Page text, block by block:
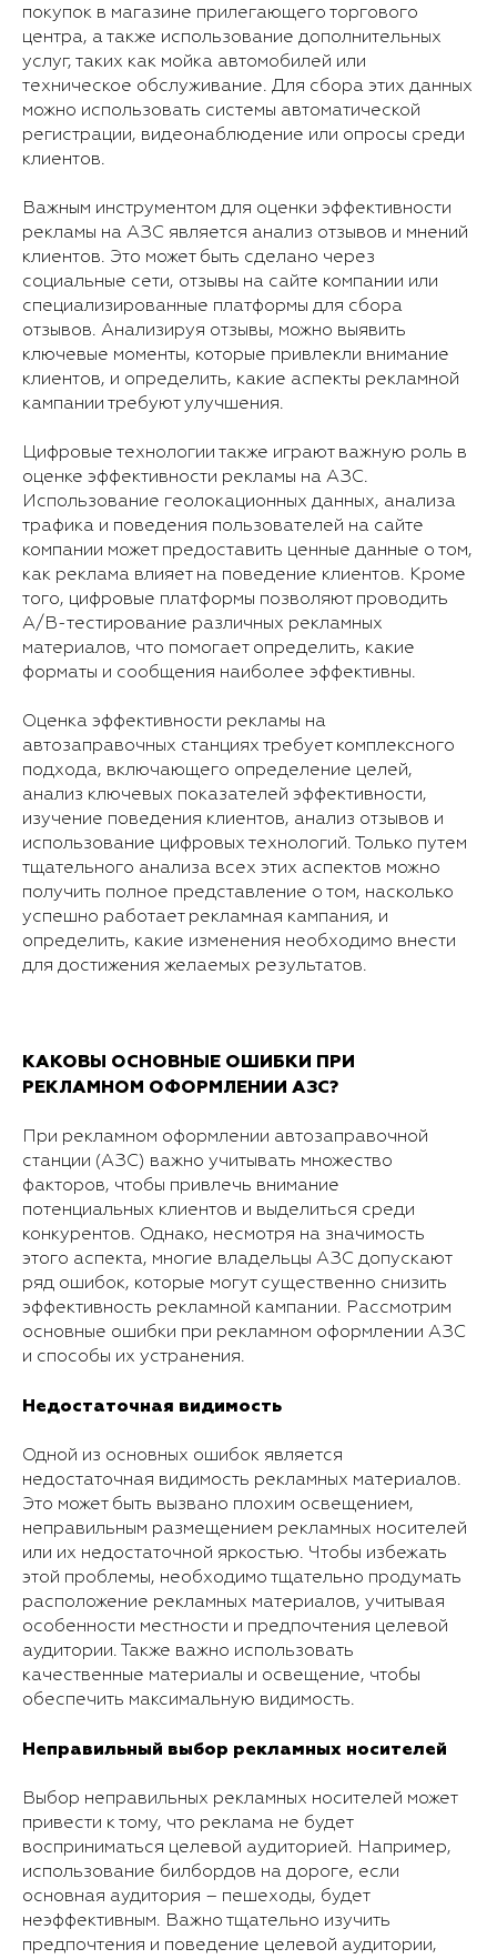
покупок в магазине прилегающего торгового
центра, а также использование дополнительных
услуг, таких как мойка автомобилей или
техническое обслуживание. Для сбора этих данных
можно использовать системы автоматической
регистрации, видеонаблюдение или опросы среди
клиентов.
Важным инструментом для оценки эффективности
рекламы на АЗС является анализ отзывов и мнений
клиентов. Это может быть сделано через
социальные сети, отзывы на сайте компании или
специализированные платформы для сбора
отзывов. Анализируя отзывы, можно выявить
ключевые моменты, которые привлекли внимание
клиентов, и определить, какие аспекты рекламной
кампании требуют улучшения.
Цифровые технологии также играют важную роль в
оценке эффективности рекламы на АЗС.
Использование геолокационных данных, анализа
трафика и поведения пользователей на сайте
компании может предоставить ценные данные о том,
как реклама влияет на поведение клиентов. Кроме
того, цифровые платформы позволяют проводить
A/B-тестирование различных рекламных
материалов, что помогает определить, какие
форматы и сообщения наиболее эффективны.
Оценка эффективности рекламы на
автозаправочных станциях требует комплексного
подхода, включающего определение целей,
анализ ключевых показателей эффективности,
изучение поведения клиентов, анализ отзывов и
использование цифровых технологий. Только путем
тщательного анализа всех этих аспектов можно
получить полное представление о том, насколько
успешно работает рекламная кампания, и
определить, какие изменения необходимо внести
для достижения желаемых результатов.
КАКОВЫ ОСНОВНЫЕ ОШИБКИ ПРИ
РЕКЛАМНОМ ОФОРМЛЕНИИ АЗС?
При рекламном оформлении автозаправочной
станции (АЗС) важно учитывать множество
факторов, чтобы привлечь внимание
потенциальных клиентов и выделиться среди
конкурентов. Однако, несмотря на значимость
этого аспекта, многие владельцы АЗС допускают
ряд ошибок, которые могут существенно снизить
эффективность рекламной кампании. Рассмотрим
основные ошибки при рекламном оформлении АЗС
и способы их устранения.
Недостаточная видимость
Одной из основных ошибок является
недостаточная видимость рекламных материалов.
Это может быть вызвано плохим освещением,
неправильным размещением рекламных носителей
или их недостаточной яркостью. Чтобы избежать
этой проблемы, необходимо тщательно продумать
расположение рекламных материалов, учитывая
особенности местности и предпочтения целевой
аудитории. Также важно использовать
качественные материалы и освещение, чтобы
обеспечить максимальную видимость.
Неправильный выбор рекламных носителей
Выбор неправильных рекламных носителей может
привести к тому, что реклама не будет
восприниматься целевой аудиторией. Например,
использование билбордов на дороге, если
основная аудитория – пешеходы, будет
неэффективным. Важно тщательно изучить
предпочтения и поведение целевой аудитории,